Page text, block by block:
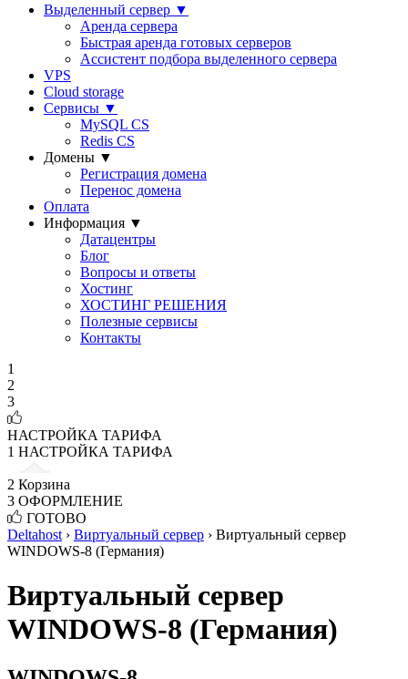
Выделенный сервер ▼
Аренда сервера
Быстрая аренда готовых серверов
Ассистент подбора выделенного сервера
VPS
Cloud storage
Сервисы ▼
MySQL CS
Redis CS
Домены ▼
Регистрация домена
Перенос домена
Оплата
Информация ▼
Датацентры
Блог
Вопросы и ответы
Хостинг
ХОСТИНГ РЕШЕНИЯ
Полезные сервисы
Контакты
1
2
3
НАСТРОЙКА ТАРИФА
1 НАСТРОЙКА ТАРИФА
2 Корзина
3 ОФОРМЛЕНИЕ
ГОТОВО
Deltahost › Виртуальный сервер › Виртуальный сервер
WINDOWS-8 (Германия)
Виртуальный сервер
WINDOWS-8 (Германия)